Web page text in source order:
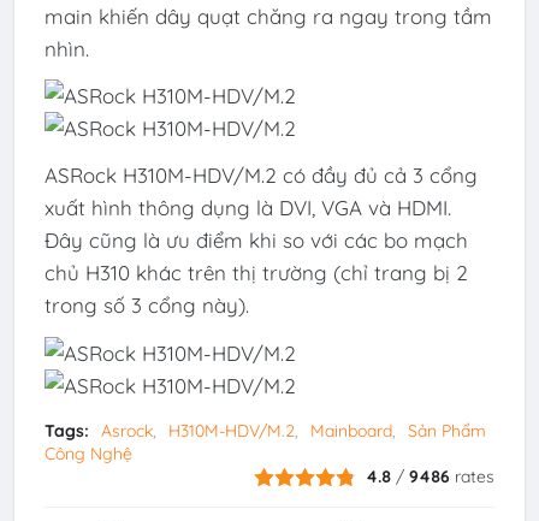
main khiến dây quạt chăng ra ngay trong tầm
nhìn.
ASRock H310M-HDV/M.2 có đầy đủ cả 3 cổng
xuất hình thông dụng là DVI, VGA và HDMI.
Đây cũng là ưu điểm khi so với các bo mạch
chủ H310 khác trên thị trường (chỉ trang bị 2
trong số 3 cổng này).
Tags: Asrock H310M-HDV/M.2 Mainboard
Sản Phẩm
Công Nghệ
4.8 /9486 rates